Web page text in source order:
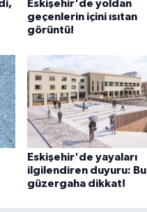
Eskişehir'de yoldan
geçenlerin içini ısıtan
görüntü!
Eskişehir'de yayaları
ilgilendiren duyuru: Bu
güzergaha dikkat!